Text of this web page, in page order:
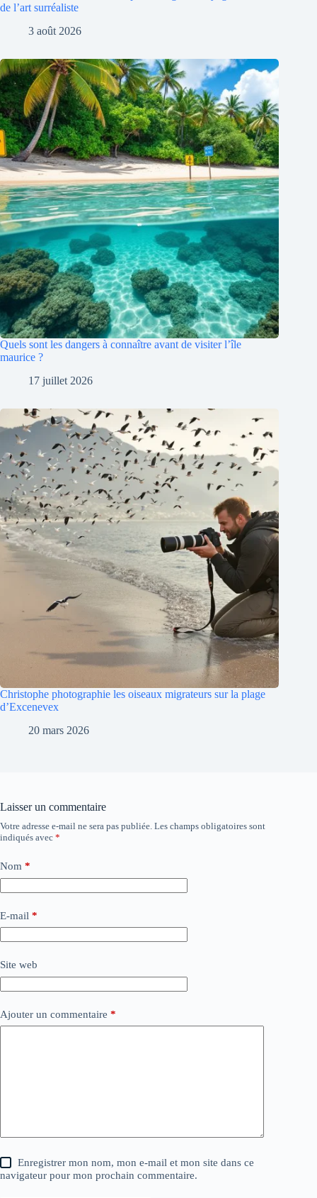
de l’art surréaliste
3 août 2026
Quels sont les dangers à connaître avant de visiter l’île
maurice ?
17 juillet 2026
Christophe photographie les oiseaux migrateurs sur la plage
d’Excenevex
20 mars 2026
Laisser un commentaire
Votre adresse e-mail ne sera pas publiée. Les champs obligatoires sont
indiqués avec *
Nom *
E-mail *
Site web
Ajouter un commentaire *
Enregistrer mon nom, mon e-mail et mon site dans ce
navigateur pour mon prochain commentaire.